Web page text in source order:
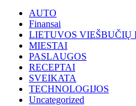
AUTO
Finansai
LIETUVOS VIEŠBUČIŲ
MIESTAI
PASLAUGOS
RECEPTAI
SVEIKATA
TECHNOLOGIJOS
Uncategorized